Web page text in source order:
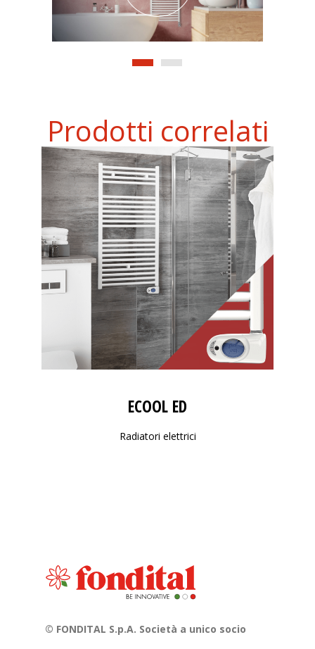
Prodotti correlati
ECOOL ED
Radiatori elettrici
© FONDITAL S.p.A. Società a unico socio